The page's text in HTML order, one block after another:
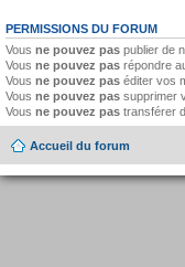
PERMISSIONS DU FORUM
Vous ne pouvez pas publier de
Vous ne pouvez pas répondre
Vous ne pouvez pas éditer vos
Vous ne pouvez pas supprimer
Vous ne pouvez pas transférer
Accueil du forum